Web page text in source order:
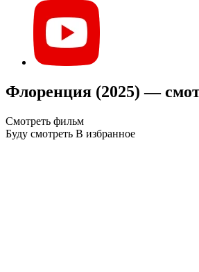
Флоренция (2025) —
Смотреть фильм
Буду смотреть В избранное